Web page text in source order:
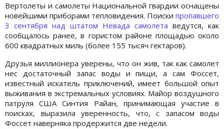
Вертолеты и самолеты Национальной гвардии оснащены
новейшими приборами тепловидения. Поиски пропавшего
3 сентября над штатом Невада самолета ведутся, как
сообщалось ранее, в гористом районе площадью около
600 квадратных миль (более 155 тысяч гектаров).
Друзья миллионера уверены, что он жив, так как самолет
нес достаточный запас воды и пищи, а сам Фоссет,
известный искатель приключений, имеет большой опыт
выживания в экстремальных условиях. Майор воздушного
патруля США Синтия Райан, принимающая участие в
поисках, выразила уверенность, что, с запасом воды
Фоссет наверняка продержится две недели.